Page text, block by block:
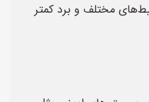
مختلف و برد کمتر